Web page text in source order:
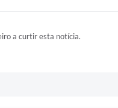
a curtir esta notícia.